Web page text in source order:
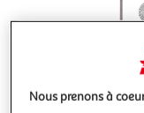
Nous prenons à